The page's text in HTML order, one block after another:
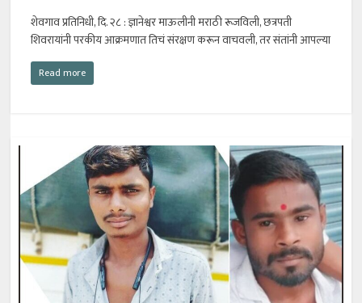
शेवगाव प्रतिनिधी, दि. २८ : ज्ञानेश्वर माऊलीनी मराठी रूजविली, छत्रपती
शिवरायांनी परकीय आक्रमणात तिचं संरक्षण करून वाचवली, तर संतांनी आपल्या
Read more